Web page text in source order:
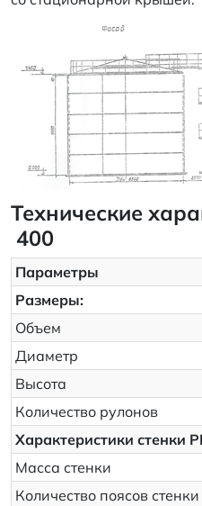
Технические
400
Параметры
Размеры:
Объем
Диаметр
Высота
Количество рулонов
Характеристики стенки
Масса стенки
Количество поясов стенки